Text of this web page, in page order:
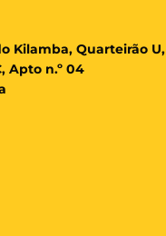
Kilamba, Quarteirão U,
Apto n.º 04